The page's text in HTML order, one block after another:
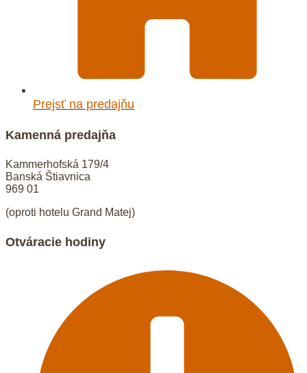
Prejsť na predajňu
Kamenná predajňa
Kammerhofská 179/4
Banská Štiavnica
969 01
(oproti hotelu Grand Matej)
Otváracie hodiny